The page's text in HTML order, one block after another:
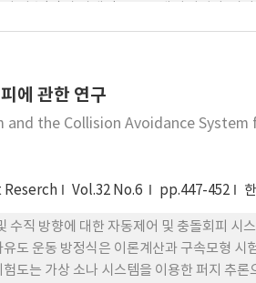
험물 회피에 주의가 요구된다. 또한, 신침
조선 및 협수도 항해 시 선박을 보다 안전
에 관한 연구
the Collision Avoidance
Vol.32 No.6 pp.447-452
수직 방향에 대한 자동제어 및 충돌회피 시
도 운동 방정식은 이론계산과 구속모형 시
도는 가상 소나 시스템을 이용한 퍼지 추